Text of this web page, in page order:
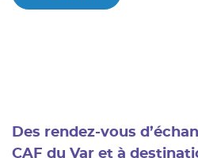
Des rendez-vous
CAF du Var et à